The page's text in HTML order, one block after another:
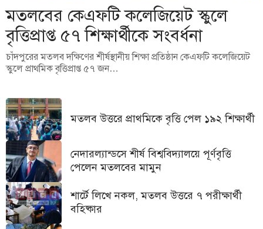
মতলবের কেএফটি কলেজিয়েট স্কুলে
বৃত্তিপ্রাপ্ত ৫৭ শিক্ষার্থীকে সংবর্ধনা
চাঁদপুরের মতলব দক্ষিণের শীর্ষস্থানীয় শিক্ষা প্রতিষ্ঠান কেএফটি কলেজিয়েট
স্কুলে প্রাথমিক বৃত্তিপ্রাপ্ত ৫৭ জন…
মতলব উত্তরে প্রাথমিকে বৃত্তি পেল ১৯২ শিক্ষার্থী
নেদারল্যান্ডসে শীর্ষ বিশ্ববিদ্যালয়ে পূর্ণবৃত্তি
পেলেন মতলবের মামুন
শার্টে লিখে নকল, মতলব উত্তরে ৭ পরীক্ষার্থী
বহিষ্কার